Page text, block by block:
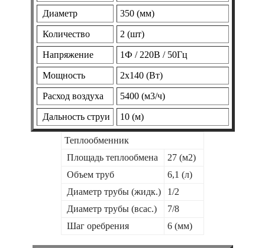
Диаметр 350 (мм)
Количество 2 (шт)
Напряжение 1Ф / 220В / 50Гц
Мощность 2х140 (Вт)
Расход воздуха 5400 (м3/ч)
Дальность струи 10 (м)
Теплообменник
Площадь теплообмена
27 (м2)
Объем труб
6,1 (л)
Диаметр трубы (жидк.)
1/2
Диаметр трубы (всас.)
7/8
Шаг оребрения
6 (мм)